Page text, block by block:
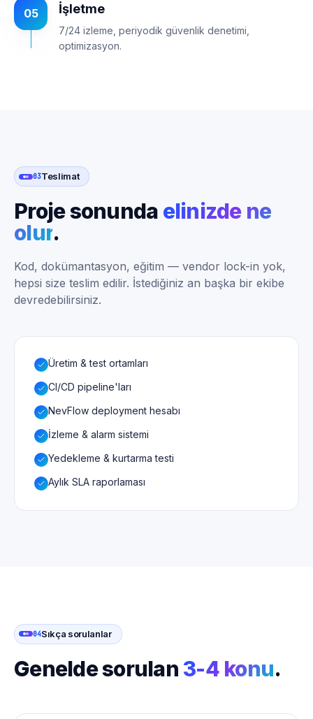
05 İşletme
7/24 izleme, periyodik güvenlik denetimi,
optimizasyon.
03Teslimat
Proje sonunda elinizde ne
olur.
Kod, dokümantasyon, eğitim — vendor lock-in yok,
hepsi size teslim edilir. İstediğiniz an başka bir ekibe
devredebilirsiniz.
Üretim & test ortamları
CI/CD pipeline'ları
NevFlow deployment hesabı
İzleme & alarm sistemi
Yedekleme & kurtarma testi
Aylık SLA raporlaması
04Sıkça sorulanlar
Genelde sorulan 3-4 konu.